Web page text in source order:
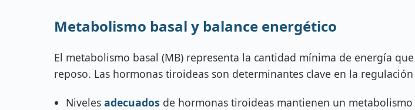
Metabolismo basal y balance energético
El metabolismo basal (MB) representa la cantidad mínima de energía
reposo. Las hormonas tiroideas son determinantes clave en la
Niveles adecuados de hormonas tiroideas mantienen un